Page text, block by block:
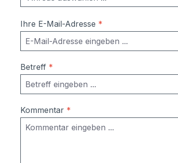
Ihre E-Mail-Adresse *
Betreff *
Kommentar *